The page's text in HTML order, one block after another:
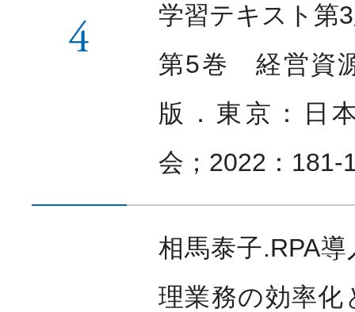
4
学習テキスト第
第5巻 経営資
版．東京：日
会；2022：181-
相馬泰子.RPA
理業務の効率化